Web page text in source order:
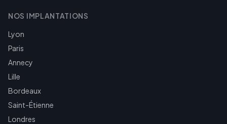
NOS IMPLANTATIONS
Lyon
Paris
Annecy
Lille
Bordeaux
Saint-Étienne
Londres